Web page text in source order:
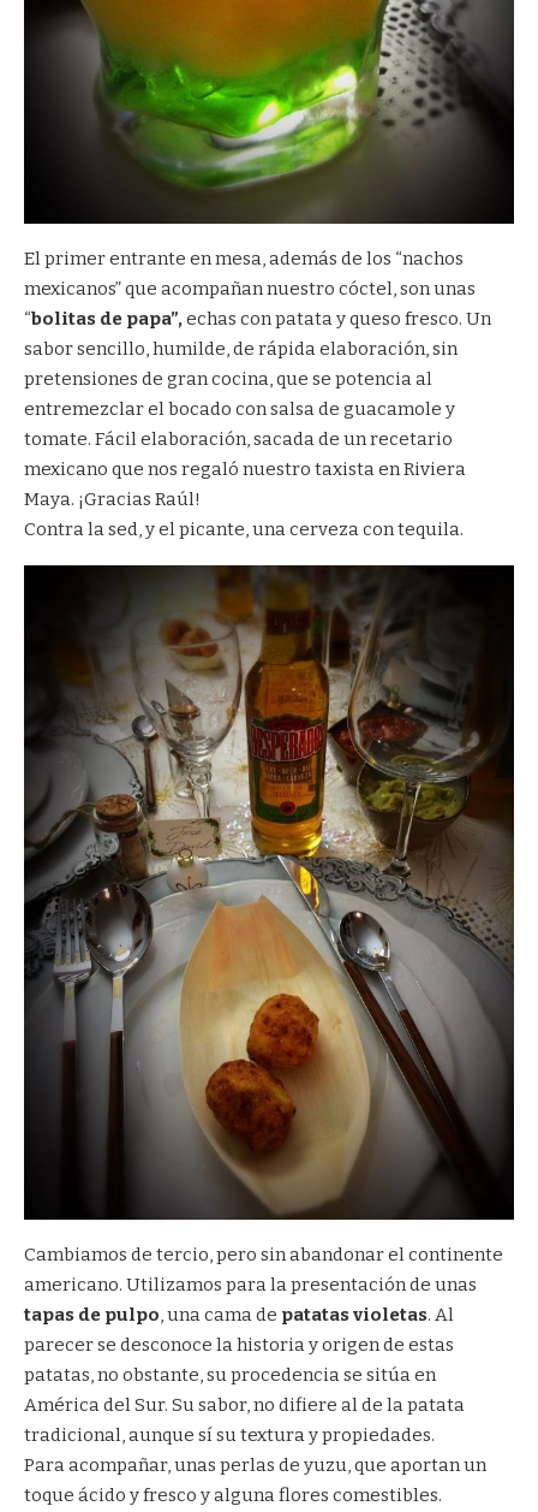
El primer entrante en mesa, además de los “nachos
mexicanos” que acompañan nuestro cóctel, son unas
“bolitas de papa”,echas con patata y queso fresco. Un
sabor sencillo, humilde, de rápida elaboración, sin
pretensiones de gran cocina, que se potencia al
entremezclar el bocado con salsa de guacamole y
tomate. Fácil elaboración, sacada de un recetario
mexicano que nos regaló nuestro taxista en Riviera
Maya. ¡Gracias Raúl!
Contra la sed, y el picante, una cerveza con tequila.
Cambiamos de tercio, pero sin abandonar el continente
americano. Utilizamos para la presentación de unas
tapas de pulpo, una cama de patatas violetas. Al
parecer se desconoce la historia y origen de estas
patatas, no obstante, su procedencia se sitúa en
América del Sur. Su sabor, no difiere al de la patata
tradicional, aunque sí su textura y propiedades.
Para acompañar, unas perlas de yuzu, que aportan un
toque ácido y fresco y alguna flores comestibles.